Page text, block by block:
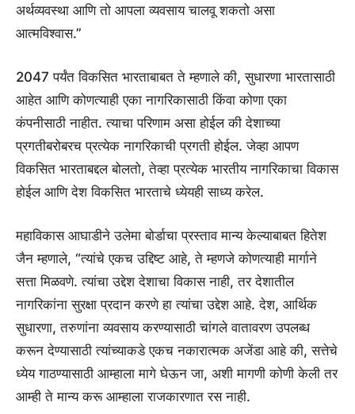
अर्थव्यवस्था आणि तो आपला व्यवसाय चालवू शकतो असा
आत्मविश्वास.”
2047 पर्यंत विकसित भारताबाबत ते म्हणाले की, सुधारणा भारतासाठी
आहेत आणि कोणत्याही एका नागरिकासाठी किंवा कोणा एका
कंपनीसाठी नाहीत. त्याचा परिणाम असा होईल की देशाच्या
प्रगतीबरोबरच प्रत्येक नागरिकाची प्रगती होईल. जेव्हा आपण
विकसित भारताबद्दल बोलतो, तेव्हा प्रत्येक भारतीय नागरिकाचा विकास
होईल आणि देश विकसित भारताचे ध्येयही साध्य करेल.
महाविकास आघाडीने उलेमा बोर्डाचा प्रस्ताव मान्य केल्याबाबत हितेश
जैन म्हणाले, “त्यांचे एकच उद्दिष्ट आहे, ते म्हणजे कोणत्याही मार्गाने
सत्ता मिळवणे. त्यांचा उद्देश देशाचा विकास नाही, तर देशातील
नागरिकांना सुरक्षा प्रदान करणे हा त्यांचा उद्देश आहे. देश, आर्थिक
सुधारणा, तरुणांना व्यवसाय करण्यासाठी चांगले वातावरण उपलब्ध
करून देण्यासाठी त्यांच्याकडे एकच नकारात्मक अजेंडा आहे की, सत्तेचे
ध्येय गाठण्यासाठी आम्हाला मागे घेऊन जा, अशी मागणी कोणी केली तर
आम्ही ते मान्य करू आम्हाला राजकारणात रस नाही.